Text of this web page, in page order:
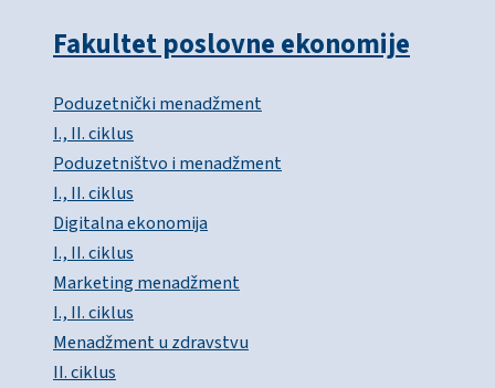
Fakultet poslovne ekonomije
Poduzetnički menadžment
I., II. ciklus
Poduzetništvo i menadžment
I., II. ciklus
Digitalna ekonomija
I., II. ciklus
Marketing menadžment
I., II. ciklus
Menadžment u zdravstvu
II. ciklus